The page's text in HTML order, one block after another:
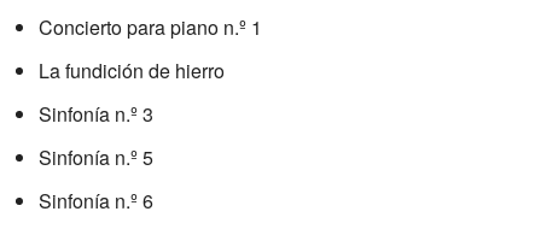
Concierto para piano n.º 1
La fundición de hierro
Sinfonía n.º 3
Sinfonía n.º 5
Sinfonía n.º 6